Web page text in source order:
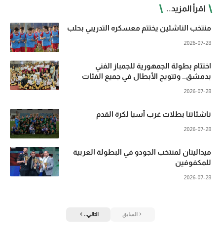
اقرأ المزيد..
منتخب الناشئين يختتم معسكره التدريبي بحلب
2026-07-28
اختتام بطولة الجمهورية للجمباز الفني
بدمشق.. وتتويج الأبطال في جميع الفئات
2026-07-28
ناشئاتنا بطلات غرب آسيا لكرة القدم
2026-07-28
ميداليتان لمنتخب الجودو في البطولة العربية
للمكفوفين
2026-07-28
السابق التالي..